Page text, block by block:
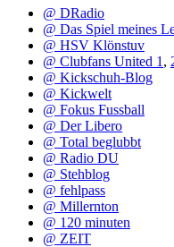
@ DRadio
@ Das Spiel meines
@ HSV Klönstuv
@ Clubfans United 1 ,
@ Kickschuh-Blog
@ Kickwelt
@ Fokus Fussball
@ Der Libero
@ Total beglubbt
@ Radio DU
@ Stehblog
@ fehlpass
@ Millernton
@ 120 minuten
@ ZEIT